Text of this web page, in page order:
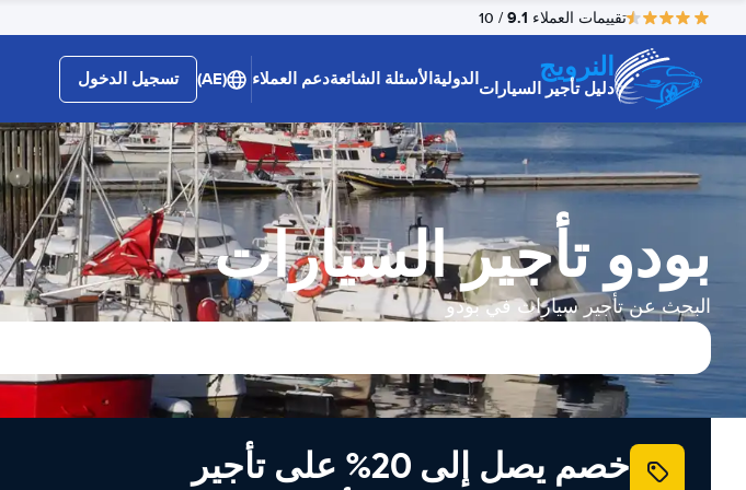
تقييمات العملاء 9.1
/ 10
النرويج
دليل تأجير السياراتالدوليةالأسئلة الشائعةدعم العملاء (AE) تسجيل الدخول
بودو تأجير السيارات
البحث عن تأجير سيارات في بودو
خصم يصل إلى 20% على تأجير